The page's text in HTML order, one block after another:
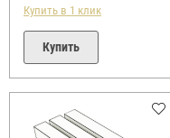
Купить в 1 клик
Купить